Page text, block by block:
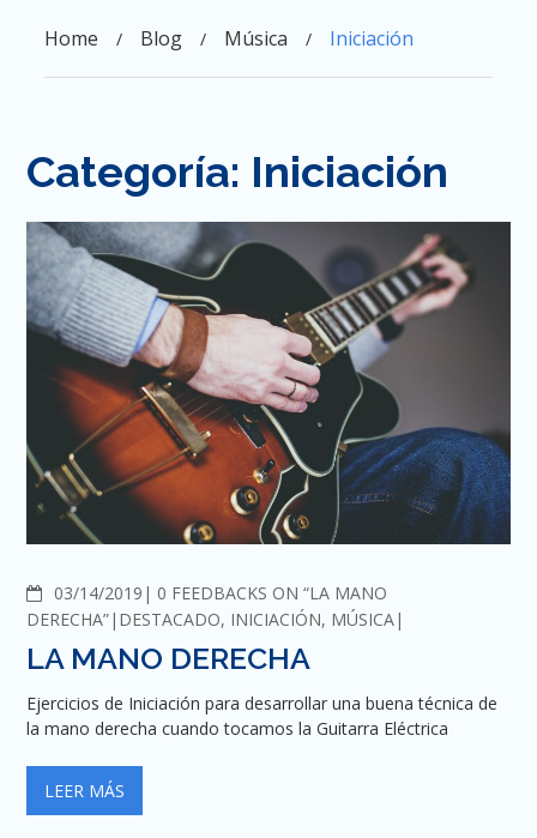
Home Blog Música Iniciación
Categoría: Iniciación
03/14/2019 COMMENTS
0 FEEDBACKS ON “LA MANO
DERECHA” DESTACADO, INICIACIÓN, MÚSICA
LA MANO DERECHA
Ejercicios de Iniciación para desarrollar una buena técnica de
la mano derecha cuando tocamos la Guitarra Eléctrica
LEER MÁS